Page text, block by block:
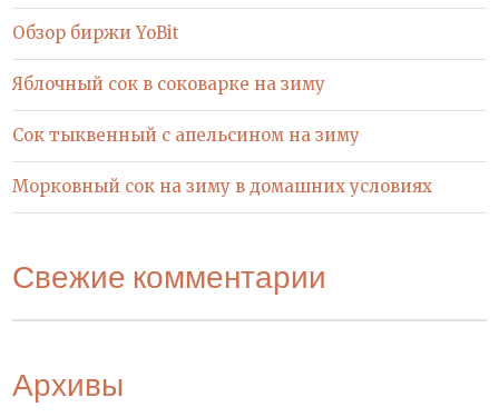
Обзор биржи YoBit
Яблочный сок в соковарке на зиму
Сок тыквенный с апельсином на зиму
Морковный сок на зиму в домашних условиях
Свежие комментарии
Архивы